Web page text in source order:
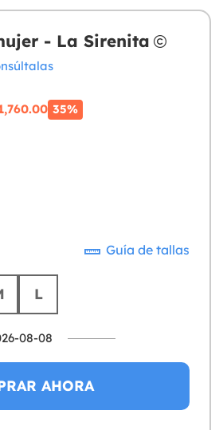
- La Sirenita
35%
Guía de tallas
L
08-08
AHORA